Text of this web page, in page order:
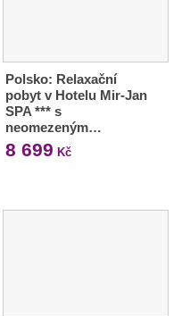
Polsko: Relaxační
pobyt v Hotelu Mir-Jan
SPA *** s
neomezeným…
8 699 Kč